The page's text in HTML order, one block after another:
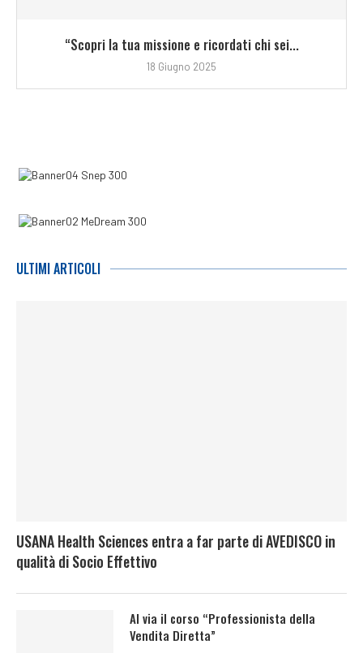
“Scopri la tua missione e ricordati chi sei...
18 Giugno 2025
ULTIMI ARTICOLI
USANA Health Sciences entra a far parte di AVEDISCO in
qualità di Socio Effettivo
Al via il corso “Professionista della
Vendita Diretta”